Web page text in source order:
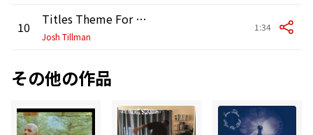
10 Titles Theme For Boy Voices
Josh Tillman
1:34
その他の作品